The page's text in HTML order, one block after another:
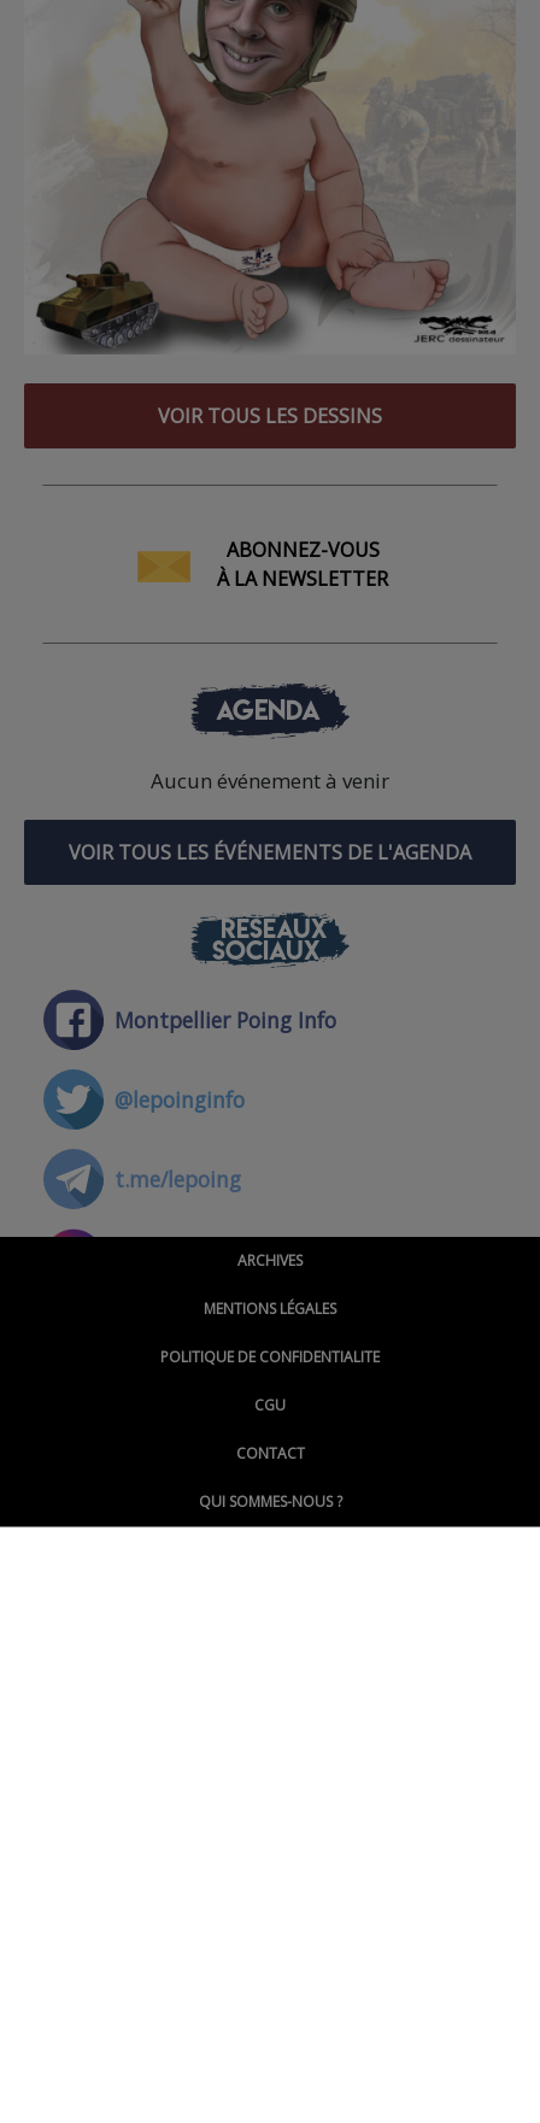
VOIR TOUS LES DESSINS
ABONNEZ-VOUS
À LA NEWSLETTER
AGENDA
Aucun événement à venir
VOIR TOUS LES ÉVÉNEMENTS DE L'AGENDA
RÉSEAUX
SOCIAUX
Montpellier Poing Info
@lepoinginfo
t.me/lepoing
@montpellierpoinginfo
@LePoingMontpellier
ARCHIVES
MENTIONS LÉGALES
POLITIQUE DE CONFIDENTIALITE
CGU
CONTACT
QUI SOMMES-NOUS ?